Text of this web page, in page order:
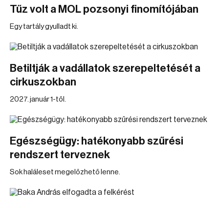
Tűz volt a MOL pozsonyi finomítójában
Egy tartály gyulladt ki.
Betiltják a vadállatok szerepeltetését a
cirkuszokban
2027. január 1-től.
Egészségügy: hatékonyabb szűrési
rendszert terveznek
Sok haláleset megelőzhető lenne.